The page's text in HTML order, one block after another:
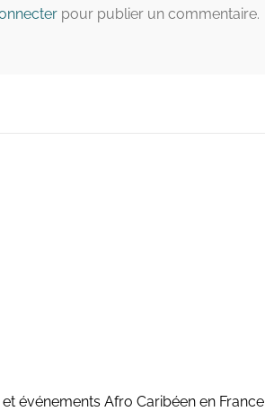
pour publier un commentaire.
événements Afro Caribéen en France